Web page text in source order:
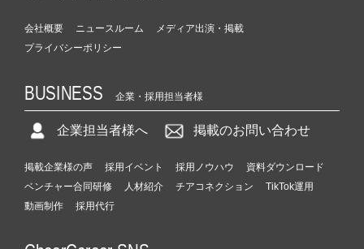
会社概要 ニュースルーム
メディア出演・掲載
プライバシーポリシー
BUSINESS 企業・採用担当者様
企業担当者様へ 掲載のお問い合わせ
掲載企業様の声 採用イベント 採用ノウハウ
資料ダウンロード
ベンチャー合同研修
人材紹介 チアコネクション
TikTok運用
動画制作
採用代行